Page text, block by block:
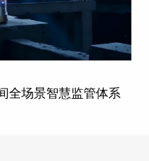
全场景智慧监管体系